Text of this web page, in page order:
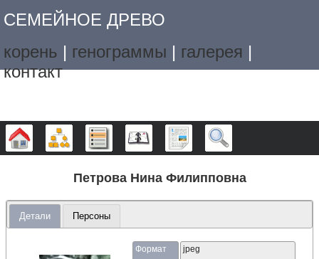
СЕМЕЙНОЕ ДРЕВО
корень | генограммы | галерея |
контакт
Дерево Графики Списки Календарь Отчёты
Петрова Нина Филипповна
Детали Персоны
Формат jpeg